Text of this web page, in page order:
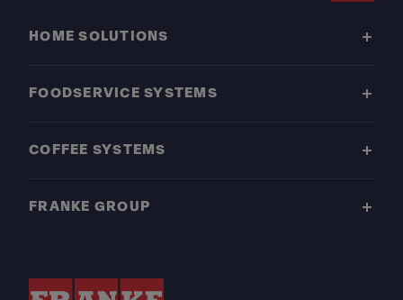
HOME SOLUTIONS
FOODSERVICE SYSTEMS
COFFEE SYSTEMS
FRANKE GROUP